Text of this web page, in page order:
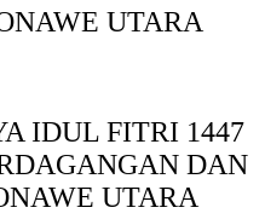
UTARA
IDUL FITRI 1447
DAN
UTARA